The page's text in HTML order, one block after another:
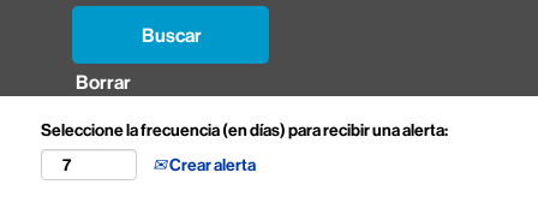
Borrar
Seleccione la frecuencia (en días) para recibir una alerta:
Crear alerta